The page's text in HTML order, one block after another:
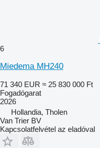
6
Miedema MH240
71 340 EUR ≈ 25 830 000 Ft
Fogadógarat
2026
Hollandia, Tholen
Van Trier BV
Kapcsolatfelvétel az eladóval